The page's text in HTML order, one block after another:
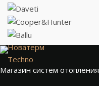
Новатерм
Techno
Магазин систем